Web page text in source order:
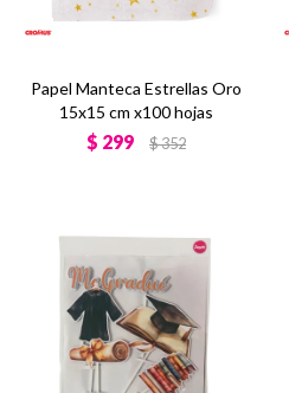
Papel Manteca Estrellas Oro
15x15 cm x100 hojas
$ 299 $352